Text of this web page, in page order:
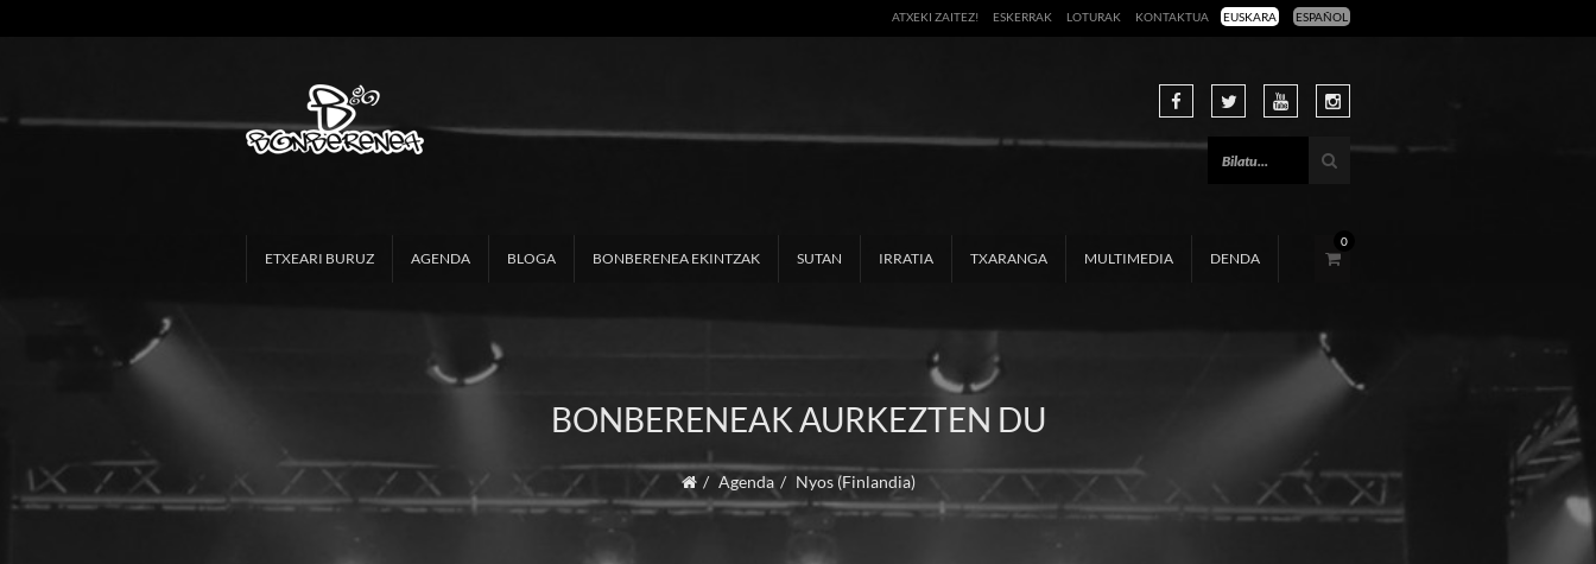
EUSKARA ESPAÑOL
ATXEKI ZAITEZ! ESKERRAK LOTURAK KONTAKTUA
ETXEARI BURUZ AGENDA BLOGA BONBERENEA EKINTZAK SUTAN IRRATIA TXARANGA MULTIMEDIA DENDA
0
BONBERENEAK AURKEZTEN DU
Agenda Nyos (Finlandia)